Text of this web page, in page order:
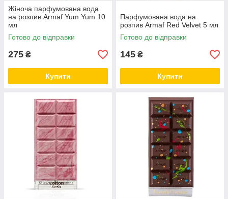
Жіноча парфумована вода
на розпив Armaf Yum Yum 10
мл
Готово до відправки
275 ₴
Купити
Парфумована вода на
розпив Armaf Red Velvet 5 мл
Готово до відправки
145 ₴
Купити